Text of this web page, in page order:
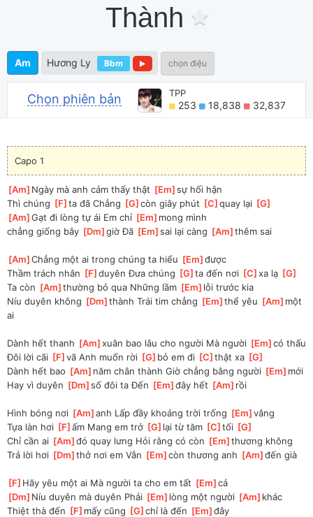
Thành
Am Hương Ly Bbm chọn điệu
Chọn phiên bản TPP
253 18,838 32,837
Capo 1
[Am ]Ngày mà anh cảm thấy thật [Em ]
sự hối hận
Thì chúng [F ]ta đã Chẳng [G ]
còn giây phút [C ]
quay lại [G
[Am ]
Gạt đi lòng tự ái Em chỉ [Em ]mong mình
chẳng giống bây [Dm ]
giờ Đã [Em ]
sai lại càng [Am ]thêm sai
[Am ]
Chẳng một ai trong chúng ta hiểu [Em ]
được
Thầm trách nhân [F ]
duyên Đưa chúng [G ]ta đến nơi [C ]
xa lạ [G
Ta còn [Am ]thường bỏ qua Những lầm [Em ]lỗi trước kia
Níu duyên không [Dm ]thành Trái tim chẳng [Em ]thể yêu [Am ]một
ai
Dành hết thanh [Am ]
xuân bao lâu cho người Mà người [Em ]
có thấu
Đôi lời cãi [F ]
vã Anh muốn rời [G ]bỏ em đi [C ]thật xa [G
Dành hết bao [Am ]năm chân thành Giờ chẳng bằng người [Em ]mới
Hay vì duyên [Dm ]
số đôi ta Đến [Em ]
đây hết [Am ]rồi
Hình bóng nơi [Am ]
anh Lấp đầy khoảng trời trống [Em ]
vắng
Tựa làn hơi [F ]
ấm Mang em trở [G ]lại từ tăm [C ]tối [G
Chỉ cần ai [Am ]
đó quay lưng Hỏi rằng có còn [Em ]thương không
Trả lời hơi [Dm ]thở nơi em Vẫn [Em ]
còn thương anh [Am ]
đến già
[F ]Hãy yêu một ai Mà người ta cho em tất [Em ]
cả
[Dm ]Níu duyên mà duyên Phải [Em ]lòng một người [Am ]khác
Thiệt thà đến [F ]mấy cũng [G ]
chỉ là đến [Em ]
đây